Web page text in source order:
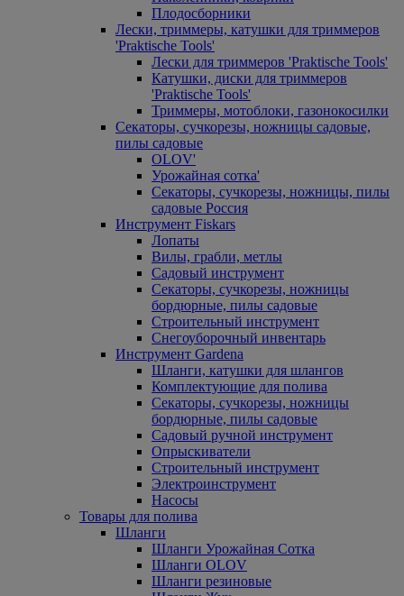
Плодосборники
Лески, триммеры, катушки для триммеров
'Praktische Tools'
Лески для триммеров 'Praktische Tools'
Катушки, диски для триммеров
'Praktische Tools'
Триммеры, мотоблоки, газонокосилки
Секаторы, сучкорезы, ножницы садовые,
пилы садовые
OLOV'
Урожайная сотка'
Секаторы, сучкорезы, ножницы, пилы
садовые Россия
Инструмент Fiskars
Лопаты
Вилы, грабли, метлы
Садовый инструмент
Секаторы, сучкорезы, ножницы
бордюрные, пилы садовые
Строительный инструмент
Снегоуборочный инвентарь
Инструмент Gardena
Шланги, катушки для шлангов
Комплектующие для полива
Секаторы, сучкорезы, ножницы
бордюрные, пилы садовые
Садовый ручной инструмент
Опрыскиватели
Строительный инструмент
Электроинструмент
Насосы
Товары для полива
Шланги
Шланги Урожайная Сотка
Шланги OLOV
Шланги резиновые